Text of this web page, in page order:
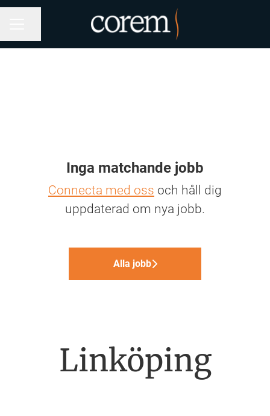
Inga matchande jobb
Connecta med oss och håll dig
uppdaterad om nya jobb.
Alla jobb
Linköping